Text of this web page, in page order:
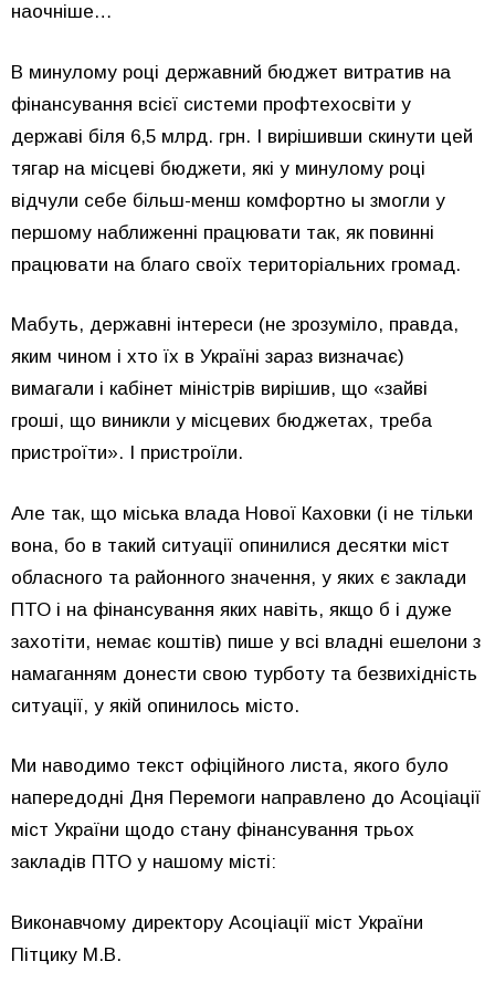
наочніше…
В минулому році державний бюджет витратив на
фінансування всієї системи профтехосвіти у
державі біля 6,5 млрд. грн. І вирішивши скинути цей
тягар на місцеві бюджети, які у минулому році
відчули себе більш-менш комфортно ы змогли у
першому наближенні працювати так, як повинні
працювати на благо своїх територіальних громад.
Мабуть, державні інтереси (не зрозуміло, правда,
яким чином і хто їх в Україні зараз визначає)
вимагали і кабінет міністрів вирішив, що «зайві
гроші, що виникли у місцевих бюджетах, треба
пристроїти». І пристроїли.
Але так, що міська влада Нової Каховки (і не тільки
вона, бо в такий ситуації опинилися десятки міст
обласного та районного значення, у яких є заклади
ПТО і на фінансування яких навіть, якщо б і дуже
захотіти, немає коштів) пише у всі владні ешелони з
намаганням донести свою турботу та безвихідність
ситуації, у якій опинилось місто.
Ми наводимо текст офіційного листа, якого було
напередодні Дня Перемоги направлено до Асоціації
міст України щодо стану фінансування трьох
закладів ПТО у нашому місті:
Виконавчому директору Асоціації міст України
Пітцику М.В.